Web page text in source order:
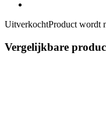
UitverkochtProduct wordt
Vergelijkbare